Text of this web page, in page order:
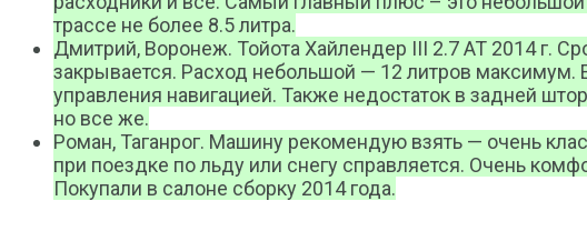
трассе не более 8.5 литра.
Дмитрий, Воронеж. Тойота Хайлендер III 2.7 AT 2014 г.
закрывается. Расход небольшой — 12 литров максимум.
управления навигацией. Также недостаток в задней
но все же.
Роман, Таганрог. Машину рекомендую взять — очень
при поездке по льду или снегу справляется. Очень
Покупали в салоне сборку 2014 года.